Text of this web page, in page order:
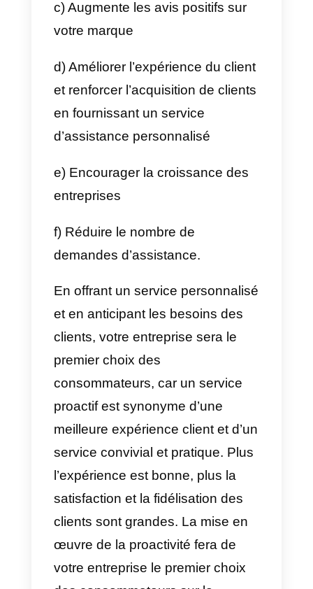
considéré comme essentiel pour
accroître la fidélité des clients, de
nombreuses entreprises ne
connaissent pas ce terme et
trouvent qu’il est difficile
d’apporter des changements.
Alors pourquoi mettre en
place un service de
support client proactif?
Comme vous pouvez le
jusqu’à présent, un service
proactif est la base pour accroître
les attentes des clients et apporte
plusieurs avantages pour une
entreprise qui sont une
raison de passer du réactif au
proactif.
a) Augmente lafidélitédes clients